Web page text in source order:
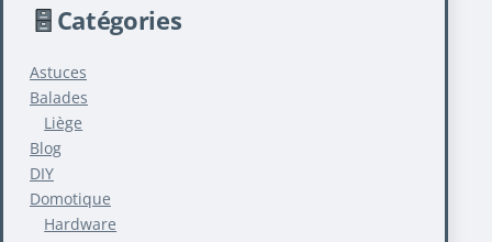
Catégories
Astuces
Balades
Liège
Blog
DIY
Domotique
Hardware